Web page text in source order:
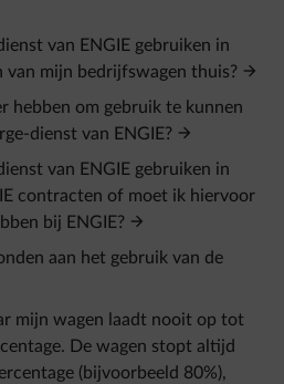
van ENGIE gebruiken in
van mijn bedrijfswagen thuis?
hebben om gebruik te kunnen
dienst van ENGIE?
van ENGIE gebruiken in
contracten of moet ik hiervoor
bij ENGIE?
aan het gebruik van de
mijn wagen laadt nooit op tot
De wagen stopt altijd
(bijvoorbeeld 80%),